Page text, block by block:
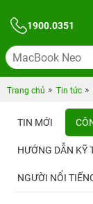
1900.0351
Trang chủ Tin tức
TIN MỚI
HƯỚNG DẪN KỸ
NGƯỜI NỔI